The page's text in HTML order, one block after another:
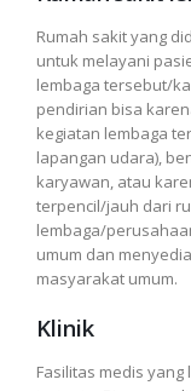
Rumah sakit yang
untuk melayani
lembaga tersebut/
pendirian bisa
kegiatan lembaga
lapangan udara),
karyawan, atau
terpencil/jauh dari
lembaga/
umum dan
masyarakat umum.
Klinik
Fasilitas medis